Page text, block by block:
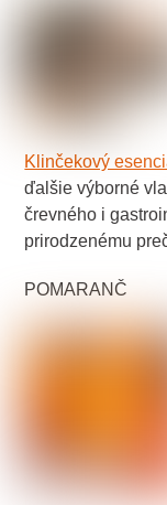
Klinčekový
ďalšie výborné
črevného i
prirodzenému
POMARANČ